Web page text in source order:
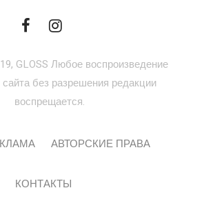
GLOSS Любое воспроизведение
без разрешения редакции
воспрещается.
АВТОРСКИЕ ПРАВА
КОНТАКТЫ